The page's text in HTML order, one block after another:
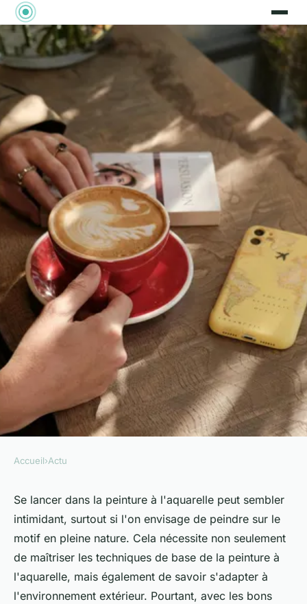
Quelles techniques pour
débuter l'aquarelle sur le motif
en pleine nature ?
Mélina•10 mai 2024•6 min de lecture
Accueil›Actu
Se lancer dans la peinture à l'aquarelle peut sembler
intimidant, surtout si l'on envisage de peindre sur le
motif en pleine nature. Cela nécessite non seulement
de maîtriser les techniques de base de la peinture à
l'aquarelle, mais également de savoir s'adapter à
l'environnement extérieur. Pourtant, avec les bons